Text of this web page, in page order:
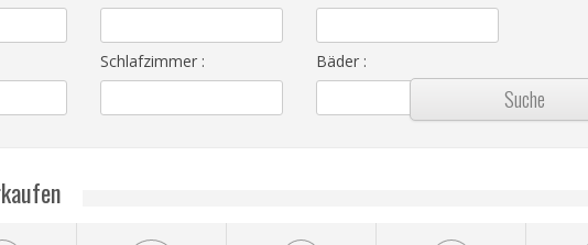
Schlafzimmer : Bäder :